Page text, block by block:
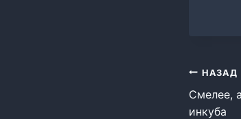
по
НАЗАД
Смелее,
инкуба